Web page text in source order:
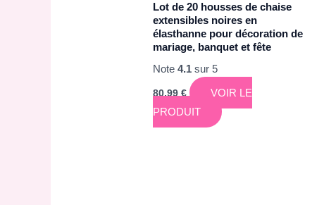
Lot de 20 housses de chaise
extensibles noires en
élasthanne pour décoration de
mariage, banquet et fête
Note4.1 sur 5
80,99€
VOIR LE
PRODUIT